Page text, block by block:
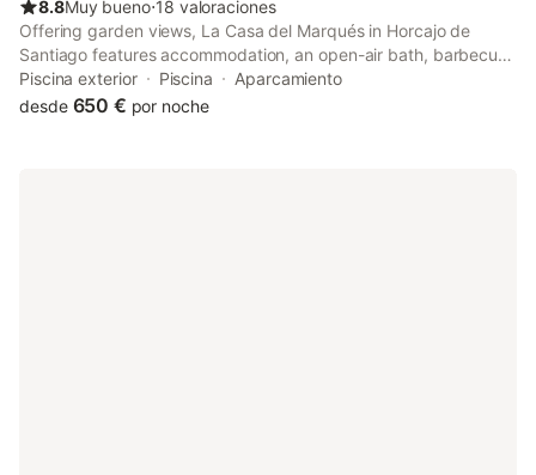
8.8Muy bueno⋅18 valoraciones
Offering garden views, La Casa del Marqués in Horcajo de
Santiago features accommodation, an open-air bath, barbecue
facilities and a shared lounge. This country house features a
private pool, a garden and free private parking.
Piscina exterior Piscina
Aparcamiento
desde 650 € por noche